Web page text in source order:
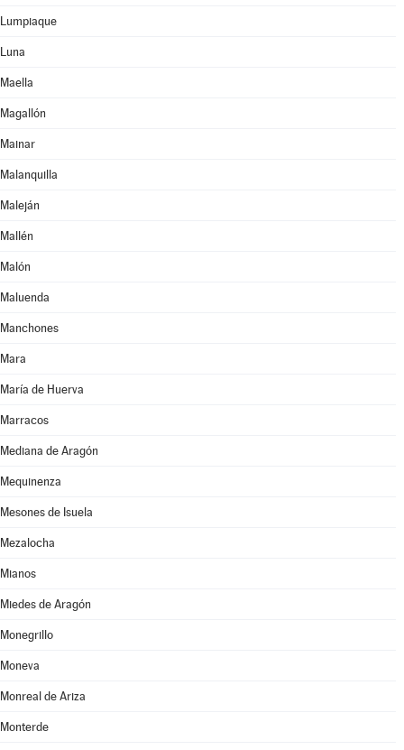
Lumpiaque
Luna
Maella
Magallón
Mainar
Malanquilla
Maleján
Mallén
Malón
Maluenda
Manchones
Mara
María de Huerva
Marracos
Mediana de Aragón
Mequinenza
Mesones de Isuela
Mezalocha
Mianos
Miedes de Aragón
Monegrillo
Moneva
Monreal de Ariza
Monterde